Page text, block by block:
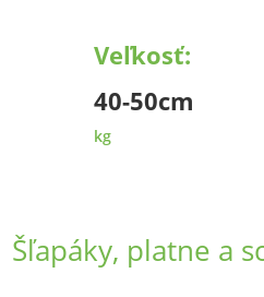
Veľkosť:
40-50cm
kg
Šľapáky, platne a